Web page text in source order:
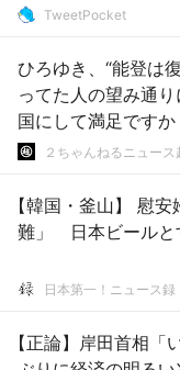
き」TweetPocket
ひろゆき、“能登は
ってた人の望み通
国にして満足ですか
２ちゃんねるニュース
【韓国・釜山】 慰
難」 日本ビールと
日本第一！ニュース録
【正論】岸田首相